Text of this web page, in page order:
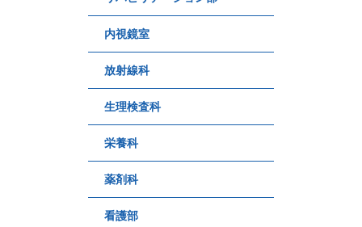
内視鏡室
放射線科
生理検査科
栄養科
薬剤科
看護部